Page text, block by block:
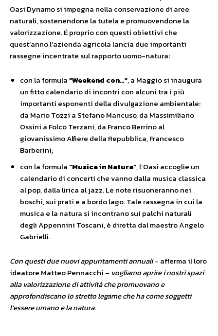
Oasi Dynamo si impegna nella conservazione di aree
naturali, sostenendone la tutela e promuovendone la
valorizzazione. É proprio con questi obiettivi che
quest’anno l’azienda agricola lancia due importanti
rassegne incentrate sul rapporto uomo-natura:
con la formula“Weekend con…”, a Maggio si inaugura
un fitto calendario di incontri con alcuni tra i più
importanti esponenti della divulgazione ambientale:
da Mario Tozzi a Stefano Mancuso, da Massimiliano
Ossini a Folco Terzani, da Franco Berrino al
giovanissimo Alfiere della Repubblica, Francesco
Barberini;
con la formula“Musica in Natura”, l’Oasi accoglie un
calendario di concerti che vanno dalla musica classica
al pop, dalla lirica al jazz. Le note risuoneranno nei
boschi, sui prati e a bordo lago. Tale rassegna in cui la
musica e la natura si incontrano sui palchi naturali
degli Appennini Toscani, è diretta dal maestro Angelo
Gabrielli.
Con questi due nuovi appuntamenti annuali– afferma il loro
ideatore Matteo Pennacchi – vogliamo aprire i nostri spazi
alla valorizzazione di attività che promuovano e
approfondiscano lo stretto legame che ha come soggetti
l’essere umano e la natura.